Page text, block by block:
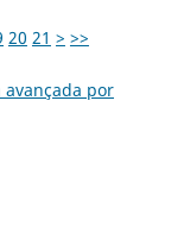
20 21 > >>
por